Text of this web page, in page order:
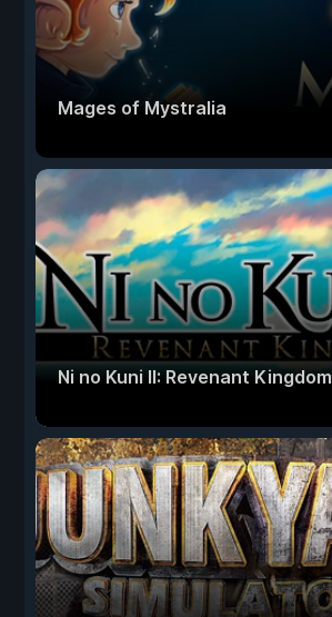
Mages of Mystralia
Ni no Kuni II: Revenant Kingdom